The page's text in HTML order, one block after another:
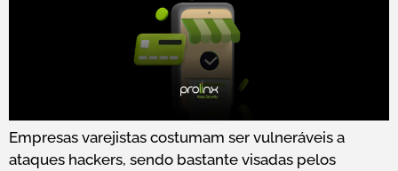
Empresas varejistas costumam ser vulneráveis a
ataques hackers, sendo bastante visadas pelos